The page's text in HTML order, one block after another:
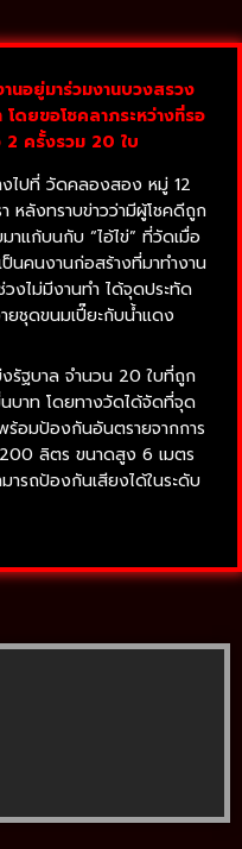
อยู่มาร่วมงานบวงสรวง
โดยขอโชคลาภระหว่างที่รอ
2 ครั้งรวม 20 ใบ
ไปที่ วัดคลองสอง หมู่ 12
หลังทราบข่าวว่ามีผู้โชคดีถูก
าแก้บนกับ “ไอ้ไข่” ที่วัดเมื่อ
นคนงานก่อสร้างที่มาทำงาน
งไม่มีงานทำ ได้จุดประทัด
ชุดขนมเปี๊ยะกับน้ำแดง
รัฐบาล จำนวน 20 ใบที่ถูก
บาท โดยทางวัดได้จัดที่จุด
อมป้องกันอันตรายจากการ
ลิตร ขนาดสูง 6 เมตร
ารถป้องกันเสียงได้ในระดับ